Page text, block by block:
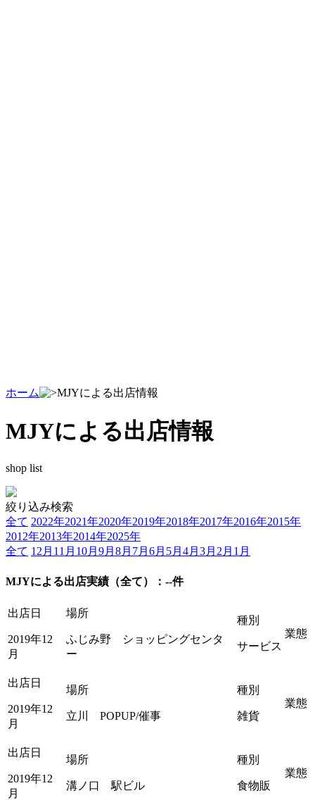
ホーム MJYによる出店情報
MJYによる出店情報
shop list
絞り込み検索
全て 2022年2021年2020年2019年2018年2017年2016年2015年
2012年2013年2014年2025年
全て 12月 11月 10月 9月 8月 7月 6月 5月 4月 3月 2月 1月
MJYによる出店実績 （全て） ： --件
出店日
2019年12
月
場所
ふじみ野 ショッピングセンタ
ー
種別
サービス
業態
出店日
2019年12
月
場所
立川 POPUP/催事
種別
雑貨
業態
出店日
2019年12
月
場所
溝ノ口 駅ビル
種別
食物販
業態